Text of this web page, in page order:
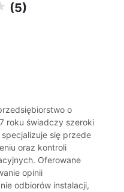
(5)
o
roku świadczy szeroki
specjalizuje się przede
oraz kontroli
Oferowane
opinii
odbiorów instalacji,